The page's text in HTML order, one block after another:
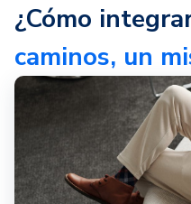
¿Cómo
caminos, un